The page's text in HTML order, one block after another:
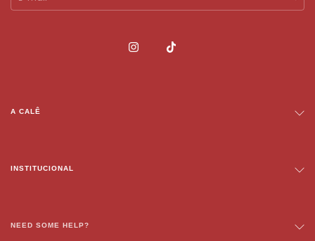
A CALÊ
INSTITUCIONAL
NEED SOME HELP?